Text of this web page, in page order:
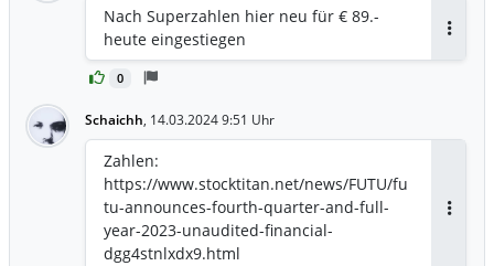
0
Nach Superzahlen hier neu für € 89.-
heute eingestiegen
Schaichh, 14.03.2024 9:51 Uhr
Zahlen:
https://www.stocktitan.net/news/FUTU/fu
tu-announces-fourth-quarter-and-full-
year-2023-unaudited-financial-
dgg4stnlxdx9.html